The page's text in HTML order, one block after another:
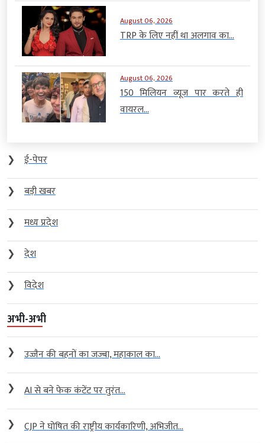
August 06, 2026
TRP के लिए नहीं था अलगाव का...
August 06, 2026
150 मिलियन व्यूज पार करते ही
वायरल...
❯
ई-पेपर
❯
बड़ी खबर
❯
मध्य प्रदेश
❯
देश
❯
विदेश
अभी-अभी
❯ उज्जैन की बहनों का जज्बा, महाकाल का...
❯ AI से बने फेक कंटेंट पर तुरंत...
❯ CJP ने घोषित की राष्ट्रीय कार्यकारिणी, अभिजीत...